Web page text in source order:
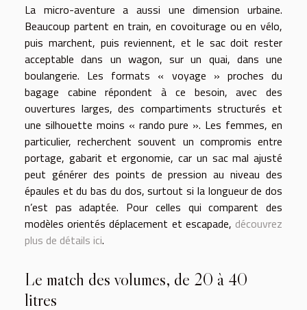
La micro-aventure a aussi une dimension urbaine.
Beaucoup partent en train, en covoiturage ou en vélo,
puis marchent, puis reviennent, et le sac doit rester
acceptable dans un wagon, sur un quai, dans une
boulangerie. Les formats « voyage » proches du
bagage cabine répondent à ce besoin, avec des
ouvertures larges, des compartiments structurés et
une silhouette moins « rando pure ». Les femmes, en
particulier, recherchent souvent un compromis entre
portage, gabarit et ergonomie, car un sac mal ajusté
peut générer des points de pression au niveau des
épaules et du bas du dos, surtout si la longueur de dos
n’est pas adaptée. Pour celles qui comparent des
modèles orientés déplacement et escapade, découvrez
plus de détails ici.
Le match des volumes, de 20 à 40
litres